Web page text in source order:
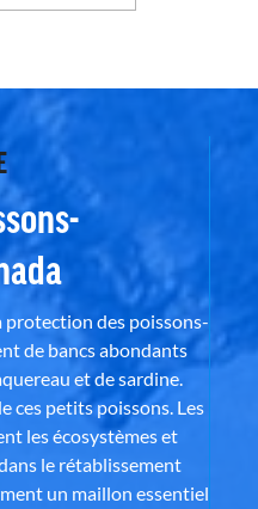
protection des poissons-
de bancs abondants
et de sardine.
ces petits poissons. Les
les écosystèmes et
le rétablissement
un maillon essentiel